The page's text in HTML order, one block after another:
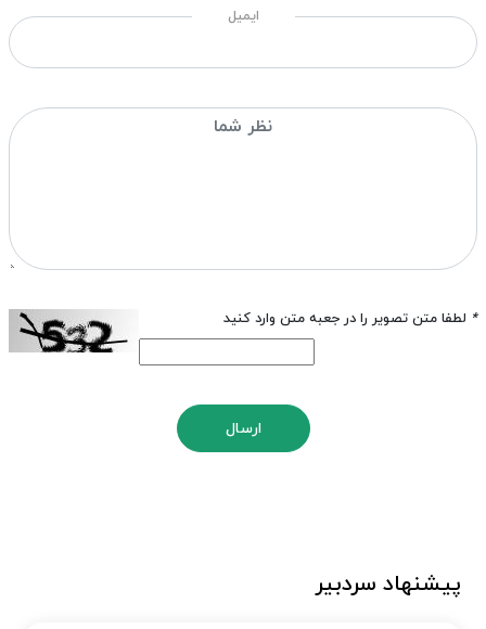
ایمیل
* لطفا متن تصویر را در جعبه متن وارد کنید
ارسال
پیشنهاد سردبیر